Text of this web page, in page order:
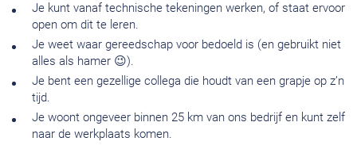
Je kunt vanaf technische tekeningen werken, of staat ervoor
open om dit te leren.
Je weet waar gereedschap voor bedoeld is (en gebruikt niet
alles als hamer 😉).
Je bent een gezellige collega die houdt van een grapje op z’n
tijd.
Je woont ongeveer binnen 25 km van ons bedrijf en kunt zelf
naar de werkplaats komen.